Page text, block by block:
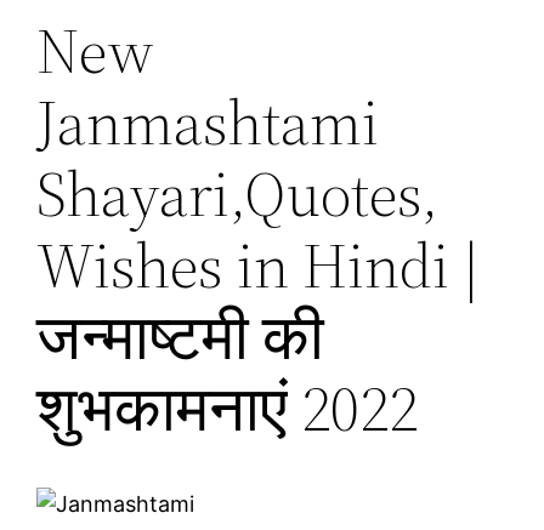
New
Janmashtami
Shayari,Quotes,
Wishes in Hindi |
जन्माष्टमी की
शुभकामनाएं 2022